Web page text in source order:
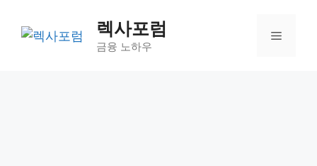
렉사포럼
금융 노하우
메